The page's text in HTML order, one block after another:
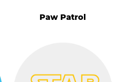
Paw Patrol